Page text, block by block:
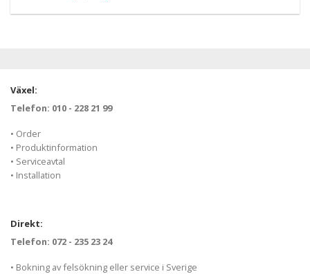
Växel:
Telefon: 010 - 228 21 99
• Order
• Produktinformation
• Serviceavtal
• Installation
Direkt:
Telefon: 072 - 235 23 24
• Bokning av felsökning eller service i Sverige